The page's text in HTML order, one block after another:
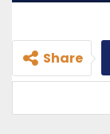
Share